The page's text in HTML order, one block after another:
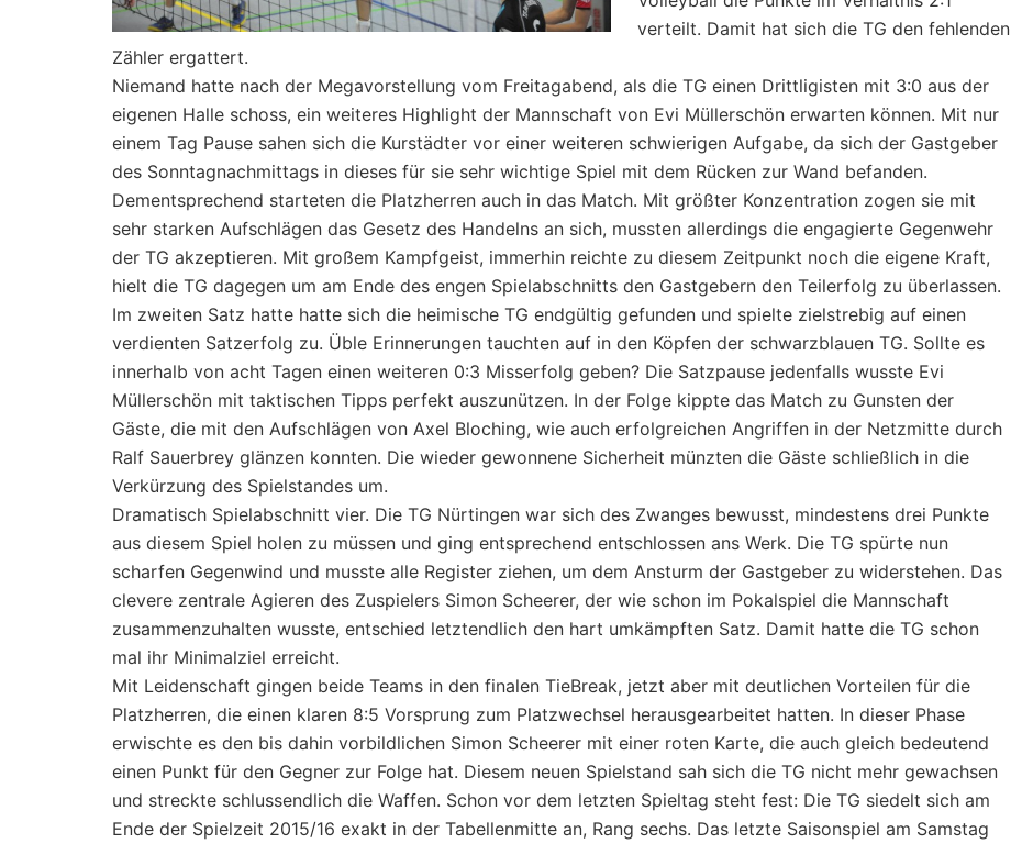
verteilt. Damit hat sich die TG den fehlenden
Zähler ergattert.
Niemand hatte nach der Megavorstellung vom Freitagabend, als die TG einen Drittligisten mit 3:0 aus der
eigenen Halle schoss, ein weiteres Highlight der Mannschaft von Evi Müllerschön erwarten können. Mit nur
einem Tag Pause sahen sich die Kurstädter vor einer weiteren schwierigen Aufgabe, da sich der Gastgeber
des Sonntagnachmittags in dieses für sie sehr wichtige Spiel mit dem Rücken zur Wand befanden.
Dementsprechend starteten die Platzherren auch in das Match. Mit größter Konzentration zogen sie mit
sehr starken Aufschlägen das Gesetz des Handelns an sich, mussten allerdings die engagierte Gegenwehr
der TG akzeptieren. Mit großem Kampfgeist, immerhin reichte zu diesem Zeitpunkt noch die eigene Kraft,
hielt die TG dagegen um am Ende des engen Spielabschnitts den Gastgebern den Teilerfolg zu überlassen.
Im zweiten Satz hatte hatte sich die heimische TG endgültig gefunden und spielte zielstrebig auf einen
verdienten Satzerfolg zu. Üble Erinnerungen tauchten auf in den Köpfen der schwarzblauen TG. Sollte es
innerhalb von acht Tagen einen weiteren 0:3 Misserfolg geben? Die Satzpause jedenfalls wusste Evi
Müllerschön mit taktischen Tipps perfekt auszunützen. In der Folge kippte das Match zu Gunsten der
Gäste, die mit den Aufschlägen von Axel Bloching, wie auch erfolgreichen Angriffen in der Netzmitte durch
Ralf Sauerbrey glänzen konnten. Die wieder gewonnene Sicherheit münzten die Gäste schließlich in die
Verkürzung des Spielstandes um.
Dramatisch Spielabschnitt vier. Die TG Nürtingen war sich des Zwanges bewusst, mindestens drei Punkte
aus diesem Spiel holen zu müssen und ging entsprechend entschlossen ans Werk. Die TG spürte nun
scharfen Gegenwind und musste alle Register ziehen, um dem Ansturm der Gastgeber zu widerstehen. Das
clevere zentrale Agieren des Zuspielers Simon Scheerer, der wie schon im Pokalspiel die Mannschaft
zusammenzuhalten wusste, entschied letztendlich den hart umkämpften Satz. Damit hatte die TG schon
mal ihr Minimalziel erreicht.
Mit Leidenschaft gingen beide Teams in den finalen TieBreak, jetzt aber mit deutlichen Vorteilen für die
Platzherren, die einen klaren 8:5 Vorsprung zum Platzwechsel herausgearbeitet hatten. In dieser Phase
erwischte es den bis dahin vorbildlichen Simon Scheerer mit einer roten Karte, die auch gleich bedeutend
einen Punkt für den Gegner zur Folge hat. Diesem neuen Spielstand sah sich die TG nicht mehr gewachsen
und streckte schlussendlich die Waffen. Schon vor dem letzten Spieltag steht fest: Die TG siedelt sich am
Ende der Spielzeit 2015/16 exakt in der Tabellenmitte an, Rang sechs. Das letzte Saisonspiel am Samstag